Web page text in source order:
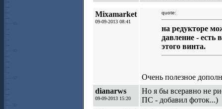
Mixamarket
09-09-2013 08:41
quote:
на редукторе
давление -
этого винта.
Очень полезное
dianarws
09-09-2013 15:20
Но я бы всеравно не
ПС - добавил фоток...)